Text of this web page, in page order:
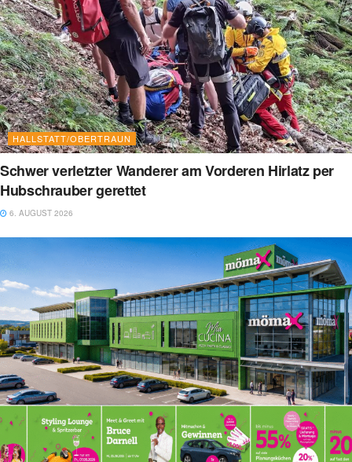
HALLSTATT/OBERTRAUN
Schwer verletzter Wanderer am Vorderen Hirlatz per
Hubschrauber gerettet
6. AUGUST 2026